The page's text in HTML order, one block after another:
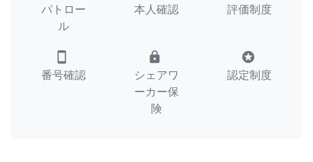
パトロー
ル
本人確認 評価制度
smartphone
番号確認
lock
シェアワ
ーカー保
険
stars
認定制度